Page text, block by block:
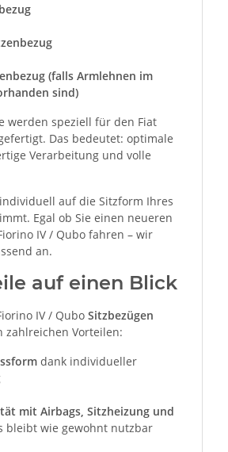
(falls Armlehnen im
sind)
werden speziell für den Fiat
Das bedeutet: optimale
Verarbeitung und volle
auf die Sitzform Ihres
Egal ob Sie einen neueren
IV / Qubo fahren – wir
an.
auf einen Blick
IV / Qubo Sitzbezügen
zahlreichen Vorteilen:
dank individueller
mit Airbags, Sitzheizung und
bleibt wie gewohnt nutzbar